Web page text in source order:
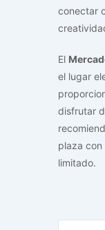
conectar
El
el lugar
disfrutar
plaza
limitado.